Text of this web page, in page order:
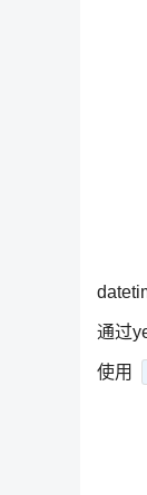
通过
使用